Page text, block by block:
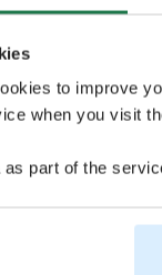
to improve
when you visit
part of the